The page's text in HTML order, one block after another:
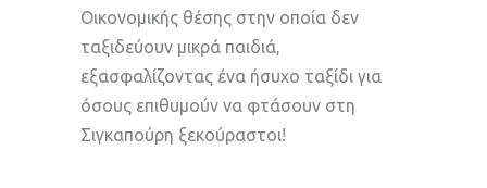
Οικονομικής θέσης στην οποία δεν
ταξιδεύουν μικρά παιδιά,
εξασφαλίζοντας ένα ήσυχο ταξίδι για
όσους επιθυμούν να φτάσουν στη
Σιγκαπούρη ξεκούραστοι!